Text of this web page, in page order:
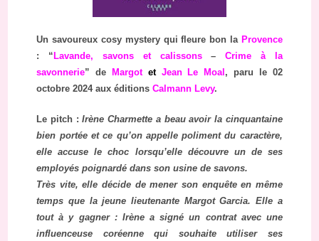
Un savoureux cosy mystery qui fleure bon la Provence
: “ Lavande, savons et calissons– Crime à la
savonnerie” de Margot etJean Le Moal , paru le 02
octobre 2024 aux éditionsCalmann Levy.
Le pitch :Irène Charmette a beau avoir la cinquantaine
bien portée et ce qu’on appelle poliment du caractère,
elle accuse le choc lorsqu’elle découvre un de ses
employés poignardé dans son usine de savons.
Très vite, elle décide de mener son enquête en même
temps que la jeune lieutenante Margot Garcia. Elle a
tout à y gagner : Irène a signé un contrat avec une
influenceuse coréenne qui souhaite utiliser ses